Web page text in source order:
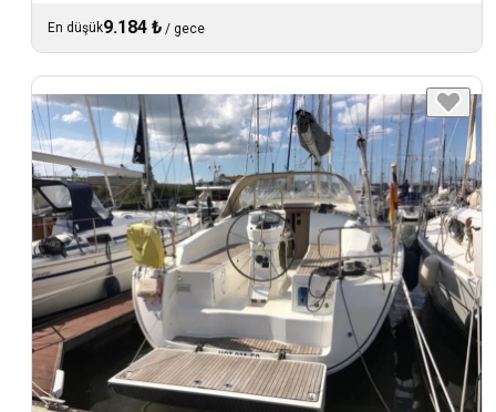
En düşük9.184 ₺ / gece